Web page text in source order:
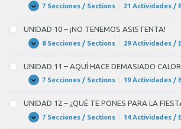
HORAS
Expandir
UNIDAD
–
PLANES
Y
OBLIGACIONES
7 Secciones / Sections 21 Actividades /
UNIDAD 10 – ¡NO TENEMOS ASISTENTA!
Expandir
UNIDAD
–
¡NO
TENEMOS
ASISTENTA!
8 Secciones / Sections 29 Actividades /
UNIDAD 11 – AQUÍ HACE DEMASIADO CALOR
Expandir
UNIDAD
–
AQUÍ
HACE
DEMASIADO
7 Secciones / Sections 19 Actividades /
UNIDAD 12 – ¿QUÉ TE PONES PARA LA
Expandir
UNIDAD7 Secciones / Sections 14 Actividades /